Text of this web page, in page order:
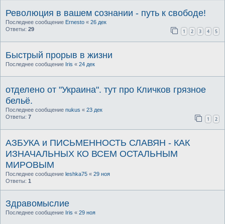
Революция в вашем сознании - путь к свободе!
Последнее сообщение Ernesto « 26 дек
Ответы: 29 1 2 3 4 5
Быстрый прорыв в жизни
Последнее сообщение Iris « 24 дек
отделено от "Украина". тут про Кличков грязное
бельё.
Последнее сообщение nukus « 23 дек
Ответы: 7 1 2
АЗБУКА и ПИСЬМЕННОСТЬ СЛАВЯН - КАК
ИЗНАЧАЛЬНЫХ КО ВСЕМ ОСТАЛЬНЫМ
МИРОВЫМ
Последнее сообщение leshka75 « 29 ноя
Ответы: 1
Здравомыслие
Последнее сообщение Iris « 29 ноя